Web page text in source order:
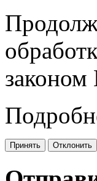
Принять Отклонить